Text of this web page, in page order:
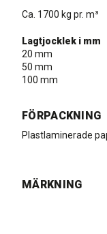
Ca. 1700 kg pr. m³
Lagtjocklek i mm
20 mm
50 mm
100 mm
FÖRPACKNING
Plastlaminerade
MÄRKNING